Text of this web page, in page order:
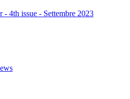
- 4th issue - Settembre 2023